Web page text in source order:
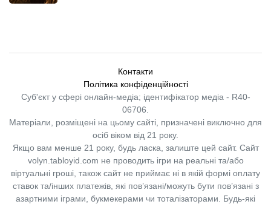
Контакти
Політика конфіденційності
Суб'єкт у сфері онлайн-медіа; ідентифікатор медіа - R40-
06706.
Матеріали, розміщені на цьому сайті, призначені виключно для
осіб віком від 21 року.
Якщо вам менше 21 року, будь ласка, залиште цей сайт. Сайт
volyn.tabloyid.com не проводить ігри на реальні та/або
віртуальні гроші, також сайт не приймає ні в якій формі оплату
ставок та/інших платежів, які пов’язані/можуть бути пов’язані з
азартними іграми, букмекерами чи тоталізаторами. Будь-які